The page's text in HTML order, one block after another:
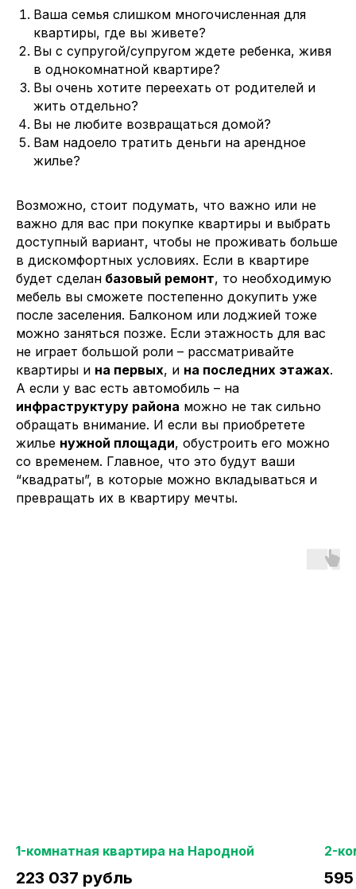
Ваша семья слишком многочисленная для
квартиры, где вы живете?
Вы с супругой/супругом ждете ребенка, живя
в однокомнатной квартире?
Вы очень хотите переехать от родителей и
жить отдельно?
Вы не любите возвращаться домой?
Вам надоело тратить деньги на арендное
жилье?
Возможно, стоит подумать, что важно или не
важно для вас при покупке квартиры и выбрать
доступный вариант, чтобы не проживать больше
в дискомфортных условиях. Если в квартире
будет сделан базовый ремонт, то необходимую
мебель вы сможете постепенно докупить уже
после заселения. Балконом или лоджией тоже
можно заняться позже. Если этажность для вас
не играет большой роли – рассматривайте
квартиры и на первых, и на последних этажах.
А если у вас есть автомобиль – на
инфраструктуру района можно не так сильно
обращать внимание. И если вы приобретете
жилье нужной площади, обустроить его можно
со временем. Главное, что это будут ваши
“квадраты”, в которые можно вкладываться и
превращать их в квартиру мечты.
1-комнатная квартира на Народной
223 037 рубль
2-